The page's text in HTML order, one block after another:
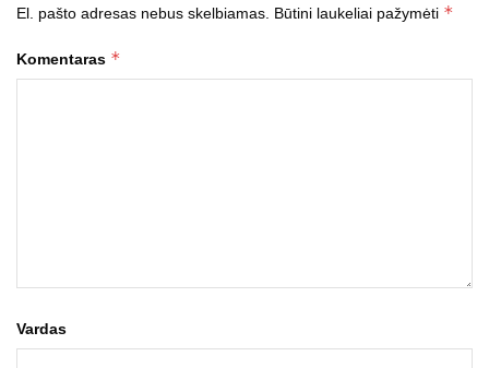
El. pašto adresas nebus skelbiamas. Būtini laukeliai pažymėti *
Komentaras *
Vardas